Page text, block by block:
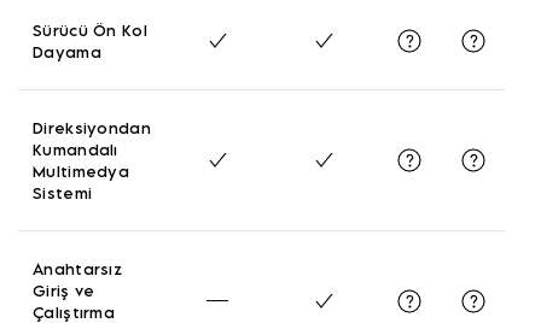
Sürücü Ön Kol
Dayama
Direksiyondan
Kumandalı
Multimedya
Sistemi
Anahtarsız
Giriş ve
Çalıştırma